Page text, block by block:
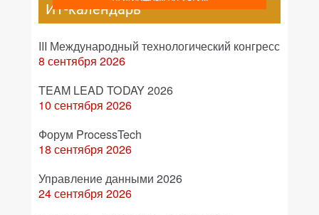
ИТ-календарь
III Международный технологический конгресс
8 сентября 2026
TEAM LEAD TODAY 2026
10 сентября 2026
Форум ProcessTech
18 сентября 2026
Управление данными 2026
24 сентября 2026